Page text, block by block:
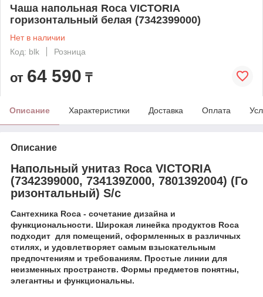
Чаша напольная Roca VICTORIA
горизонтальный белая (7342399000)
Нет в наличии
Код: blk
Розница
от 64 590 ₸
Описание Характеристики Доставка Оплата
Описание
Напольный унитаз Roca VICTORIA
(7342399000, 734139Z000, 7801392004) (Го
ризонтальный) S/c
Сантехника Roca - cочетание дизайна и
функциональности. Широкая линейка продуктов Roca
подходит для помещений, оформленных в различных
стилях, и удовлетворяет самым взыскательным
предпочтениям и требованиям. Простые линии для
неизменных пространств. Формы предметов понятны,
элегантны и функциональны.